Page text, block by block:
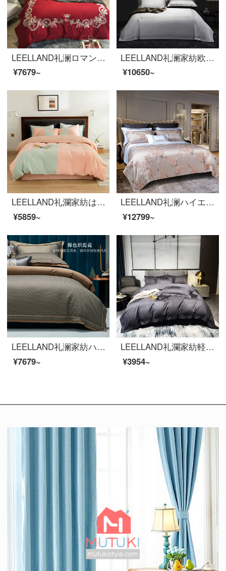
LEELLAND礼澜ロマンティックな大紅の結婚式の刺繍の長い綿花の綿の綿のどんすの全綿のベッドの上で4件の別荘の見本板の間の純綿の軽い豪華な6件のセットの聖アンナの6件のセットの1.8-210メートルのベッド/220*240 cm
¥7679~
LEELLAND礼澜家紡欧式軽奢100本の全綿刺繍寝具4点セット5つ星ホテルサンプル間純綿寝具セット優嘉娜亮白1.8-2.0メートルベッド/220*240 cm
¥10650~
LEELLAND礼瀾家紡は約60本の双株の全綿のすり合わせ工芸品の寝具の4点セットの純綿保温4点セットのジュリエット1.5-1.8メートルのベッド/200*230 cmです。
¥5859~
LEELLAND礼澜ハイエンドの家庭用紡績100本の高い絹糸光全綿大提花ベッド用品四点セットの別荘のサンプル間ベッドセットの花間軽音語-粉1.8-2.0メートルベッド/220*240 cm
¥12799~
LEELLAND礼澜家紡ハイエンドベッド用品セット100本の全綿の色編みのジャカードベッド用品四点セットの別荘の見本板間純綿セットのマーティン1.8-2.0メートルベッド/220*240 cm布団セット
¥7679~
LEELLAND礼瀾家紡軽奢な100本のマカオ綿の綿の綿のサテンの花飾り用品4点セットの純綿のシーツ4点セットの羅浮1.5-1.8メートルのベッド/200*230 cm
¥3954~